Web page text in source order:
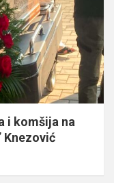
i komšija na
Knezović